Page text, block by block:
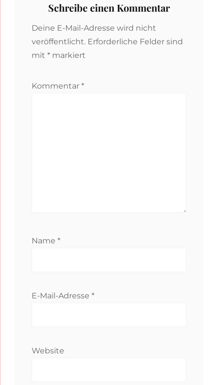
Schreibe einen Kommentar
Deine E-Mail-Adresse wird nicht
veröffentlicht. Erforderliche Felder sind
mit * markiert
Kommentar *
Name *
E-Mail-Adresse *
Website